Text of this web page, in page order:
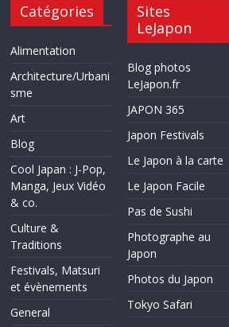
Catégories
Alimentation
Architecture/Urbani
sme
Art
Blog
Cool Japan : J-Pop,
Manga, Jeux Vidéo
& co.
Culture &
Traditions
Festivals, Matsuri
et évènements
General
Sites
LeJapon
Blog photos
LeJapon.fr
JAPON 365
Japon Festivals
Le Japon à la carte
Le Japon Facile
Pas de Sushi
Photographe au
Japon
Photos du Japon
Tokyo Safari